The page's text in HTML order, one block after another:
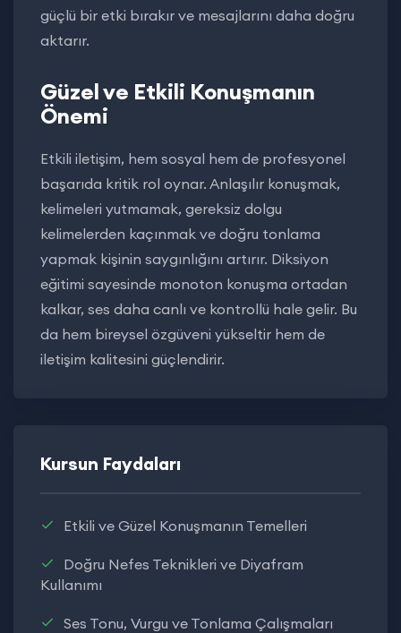
güçlü bir etki bırakır ve mesajlarını daha doğru
aktarır.
Güzel ve Etkili Konuşmanın
Önemi
Etkili iletişim, hem sosyal hem de profesyonel
başarıda kritik rol oynar. Anlaşılır konuşmak,
kelimeleri yutmamak, gereksiz dolgu
kelimelerden kaçınmak ve doğru tonlama
yapmak kişinin saygınlığını artırır. Diksiyon
eğitimi sayesinde monoton konuşma ortadan
kalkar, ses daha canlı ve kontrollü hale gelir. Bu
da hem bireysel özgüveni yükseltir hem de
iletişim kalitesini güçlendirir.
Kursun Faydaları
Etkili ve Güzel Konuşmanın Temelleri
Doğru Nefes Teknikleri ve Diyafram
Kullanımı
Ses Tonu, Vurgu ve Tonlama Çalışmaları